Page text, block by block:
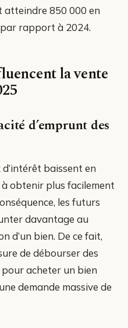
850 000 en
rapport à 2024.
la vente
d’emprunt des
d’intérêt baissent en
obtenir plus facilement
les futurs
davantage au
d’un bien. De ce fait,
de débourser des
acheter un bien
demande massive de